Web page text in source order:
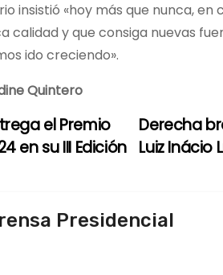
insistió «hoy más que nunca,
calidad y que consiga nuevas
ido creciendo».
Quintero
Derecha
Luiz Inácio
el Premio
en su III Edición
Presidencial